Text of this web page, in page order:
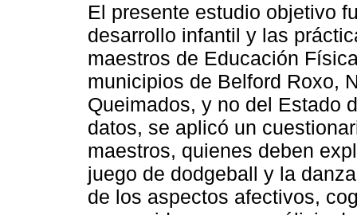
El presente estudio objetivo
desarrollo infantil y las
maestros de Educación
municipios de Belford Roxo,
Queimados, y no del Estado
datos, se aplicó un
maestros, quienes deben
juego de dodgeball y la
de los aspectos afectivos,